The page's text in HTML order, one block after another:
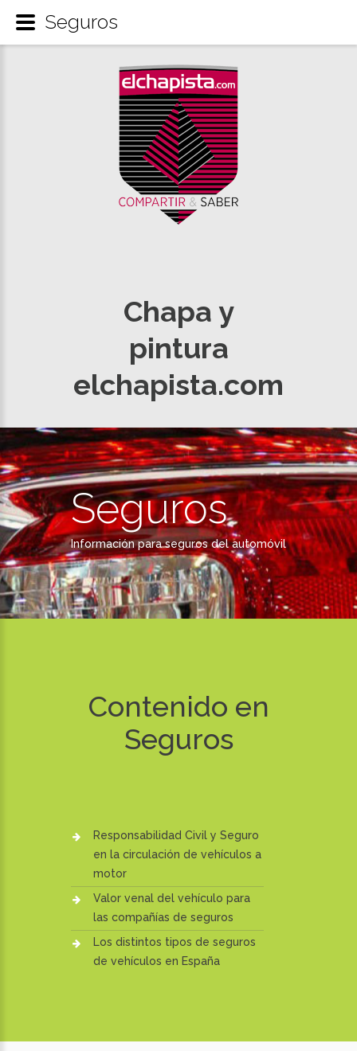
Chapa y
pintura
elchapista.com
Seguros
Información para seguros del automóvil
Contenido en
Seguros
Responsabilidad Civil y Seguro
en la circulación de vehículos a
motor
Valor venal del vehículo para
las compañías de seguros
Los distintos tipos de seguros
de vehículos en España
Seguros